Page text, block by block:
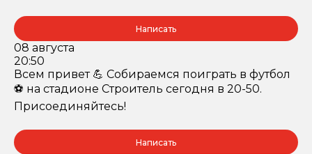
Написать
08 августа
20:50
Всем привет 💪 Собираемся поиграть в футбол
⚽️ на стадионе Строитель сегодня в 20-50.
Присоединяйтесь!
Написать